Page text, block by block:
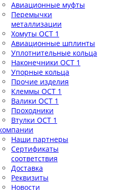
Авиационные муфты
Перемычки
металлизации
Хомуты ОСТ 1
Авиационные шплинты
Уплотнительные кольца
Наконечники ОСТ 1
Упорные кольца
Прочие изделия
Клеммы ОСТ 1
Валики ОСТ 1
Проходники
Втулки ОСТ 1
Наши партнеры
Сертификаты
соответствия
Доставка
Реквизиты
Новости